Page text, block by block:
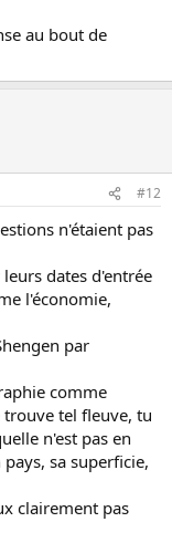
au bout de
#12
n'étaient pas
dates d'entrée
l'économie,
par
comme
tel fleuve, tu
n'est pas en
sa superficie,
clairement pas